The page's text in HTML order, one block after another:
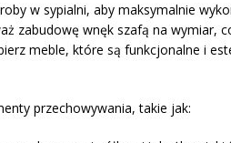
w sypialni, aby maksymalnie
zabudowę wnęk szafą na wymiar,
meble, które są funkcjonalne i
przechowywania, takie jak: